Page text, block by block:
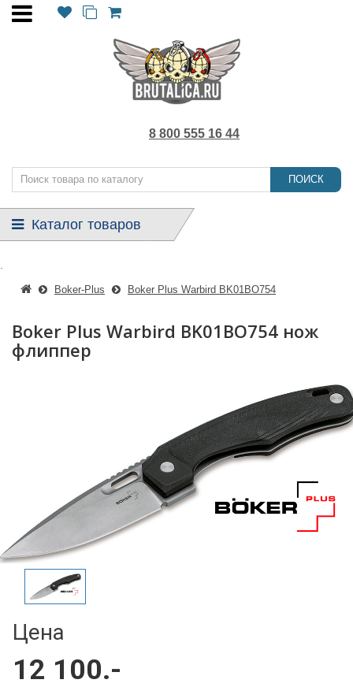
8 800 555 16 44
ПОИСК
Каталог товаров
Boker-Plus Boker Plus Warbird BK01BO754
Boker Plus Warbird BK01BO754 нож
флиппер
Цена
12 100.-